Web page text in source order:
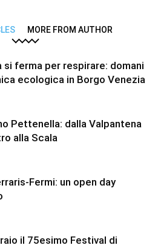
MORE FROM AUTHOR
si ferma per respirare: domani
ecologica in Borgo Venezia
Pettenella: dalla Valpantena
alla Scala
Fermi: un open day
il 75esimo Festival di